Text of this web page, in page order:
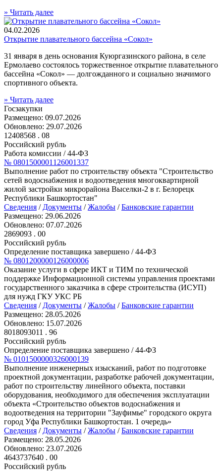
» Читать далее
04.02.2026
Открытие плавательного бассейна «Сокол»
31 января в день основания Куюргазинского района, в селе
Ермолаево состоялось торжественное открытие плавательного
бассейна «Сокол» — долгожданного и социально значимого
спортивного объекта.
» Читать далее
Госзакупки
Размещено: 09.07.2026
Обновлено: 29.07.2026
12408568 . 08
Российский рубль
Работа комиссии / 44-ФЗ
№ 0801500001126001337
Выполнение работ по строительству объекта "Строительство
сетей водоснабжения и водоотведения многоквартирной
жилой застройки микрорайона Выселки-2 в г. Белорецк
Республики Башкортостан"
Сведения / Документы / Жалобы / Банковские гарантии
Размещено: 29.06.2026
Обновлено: 07.07.2026
2869093 . 00
Российский рубль
Определение поставщика завершено / 44-ФЗ
№ 0801200000126000006
Оказание услуги в сфере ИКТ и ТИМ по технической
поддержке Информационной системы управления проектами
государственного заказчика в сфере строительства (ИСУП)
для нужд ГКУ УКС РБ
Сведения / Документы / Жалобы / Банковские гарантии
Размещено: 28.05.2026
Обновлено: 15.07.2026
8018093011 . 96
Российский рубль
Определение поставщика завершено / 44-ФЗ
№ 0101500000326000139
Выполнение инженерных изысканий, работ по подготовке
проектной документации, разработке рабочей документации,
работ по строительству линейного объекта, поставки
оборудования, необходимого для обеспечения эксплуатации
объекта «Строительство объектов водоснабжения и
водоотведения на территории "Зауфимье" городского округа
город Уфа Республики Башкортостан. 1 очередь»
Сведения / Документы / Жалобы / Банковские гарантии
Размещено: 28.05.2026
Обновлено: 23.07.2026
4643737640 . 00
Российский рубль